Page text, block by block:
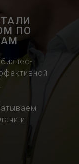
ПО
и